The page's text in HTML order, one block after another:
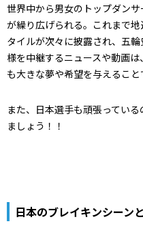
世界中から男女のトップダン
が繰り広げられる。これまで
タイルが次々に披露され、五
様を中継するニュースや動画
も大きな夢や希望を与えること
また、日本選手も頑張ってい
ましょう！！
日本のブレイキンシーン